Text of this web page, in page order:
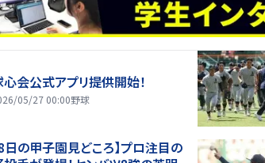
会公式アプリ提供開始！
05/27 00:00野球
8日の甲子園見どころ】プロ注目の